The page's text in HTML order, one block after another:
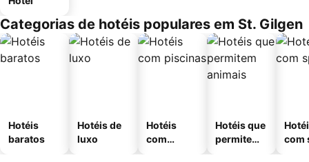
Categorias de hotéis populares em St. Gilgen
Hotéis
baratos
Hotéis de
luxo
Hotéis
com
Hotéis que
permitem
com